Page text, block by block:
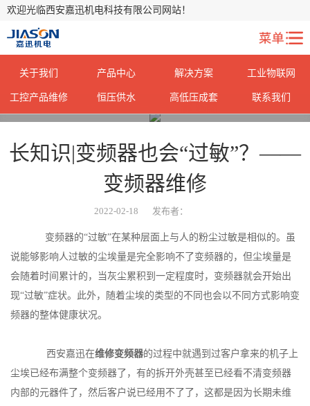
欢迎光临西安嘉迅机电科技有限公司网站！
关于我们 产品中心 解决方案 工业物联网
工控产品维修 恒压供水 高低压成套
联系我们
长知识|变频器也会“过敏”？——
变频器维修
2022-02-18 发布者：
变频器的“过敏”在某种层面上与人的粉尘过敏是相似的。虽
说能够影响人过敏的尘埃量是完全影响不了变频器的，但尘埃量是
会随着时间累计的，当灰尘累积到一定程度时，变频器就会开始出
现“过敏”症状。此外，随着尘埃的类型的不同也会以不同方式影响变
频器的整体健康状况。
西安嘉迅在维修变频器的过程中就遇到过客户拿来的机子上
尘埃已经布满整个变频器了，有的拆开外壳甚至已经看不清变频器
内部的元器件了，然后客户说已经用不了了，这都是因为长期未维